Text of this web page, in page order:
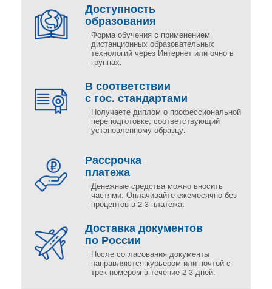
Доступность
образования
Форма обучения с применением
дистанционных образовательных
технологий через Интернет или очно в
группах.
В соответствии
с гос. стандартами
Получаете диплом о профессиональной
переподготовке, соответствующий
установленному образцу.
Рассрочка
платежа
Денежные средства можно вносить
частями. Оплачивайте ежемесячно без
процентов в 2-3 платежа.
Доставка документов
по России
После согласования документы
направляются курьером или почтой с
трек номером в течение 2-3 дней.